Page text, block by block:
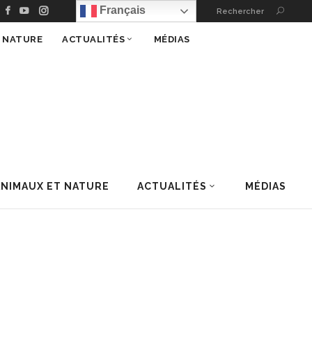
Français Rechercher
ET NATURE ACTUALITÉS MÉDIAS
ACTUALITÉS MÉDIAS